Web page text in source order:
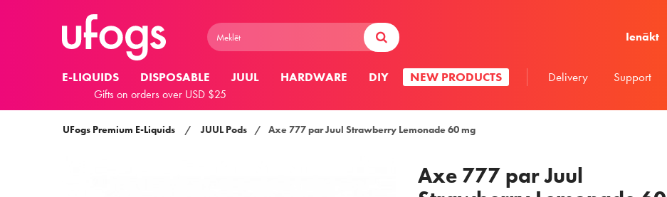
Ienākt
E-LIQUIDS DISPOSABLE JUUL HARDWARE DIY NEW PRODUCTS Delivery Support
Gifts on orders over USD $25
UFogs Premium E-Liquids / JUUL Pods / Axe 777 par Juul Strawberry Lemonade 60 mg
Axe 777 par Juul